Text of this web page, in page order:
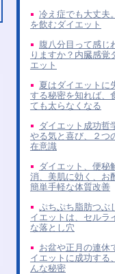
冷え症でも大丈夫
を飲むダイエット
腹八分目って感じ
りますか？内臓感覚
エット
夏はダイエットに
する秘密を知れば、
ても太らなくなる
ダイエット成功哲
やる気と喜び、２つ
在意識
ダイエット、便秘
消、美肌に効く、お
簡単手軽な体質改善
ぷちぷち脂肪つぶ
イエットは、セルラ
な落とし穴
お盆や正月の連休
イエットに成功する
んな秘密